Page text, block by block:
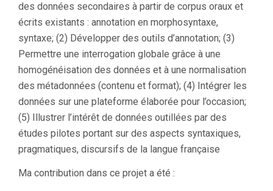
des données secondaires à partir de corpus oraux et
écrits existants : annotation en morphosyntaxe,
syntaxe; (2) Développer des outils d’annotation; (3)
Permettre une interrogation globale grâce à une
homogénéisation des données et à une normalisation
des métadonnées (contenu et format); (4) Intégrer les
données sur une plateforme élaborée pour l’occasion;
(5) Illustrer l’intérêt de données outillées par des
études pilotes portant sur des aspects syntaxiques,
pragmatiques, discursifs de la langue française
Ma contribution dans ce projet a été :